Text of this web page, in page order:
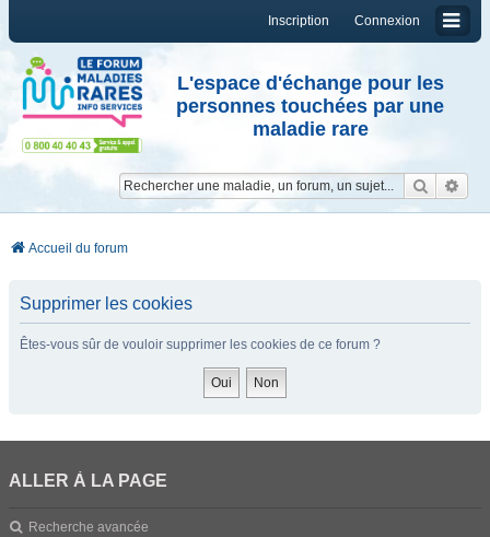
Connexion
Inscription
L'espace d'échange pour les
personnes touchées par une
maladie rare
Accueil du forum
Supprimer les cookies
Êtes-vous sûr de vouloir supprimer les cookies de ce forum ?
ALLER À LA PAGE
Recherche avancée